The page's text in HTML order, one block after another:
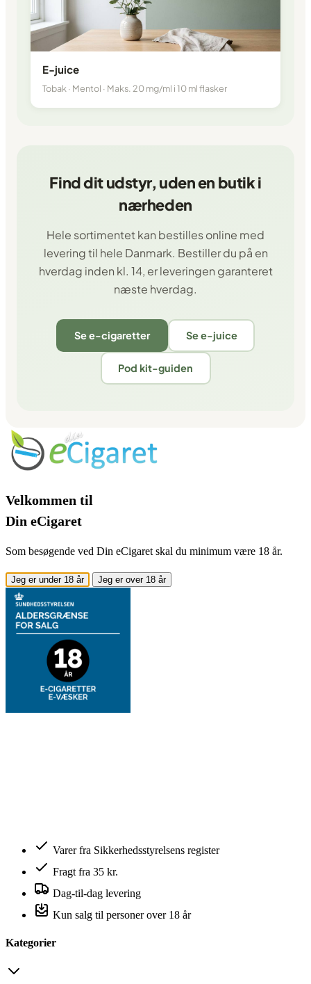
E-juice
Tobak · Mentol · Maks. 20 mg/ml i 10 ml flasker
Find dit udstyr, uden en butik i
nærheden
Hele sortimentet kan bestilles online med
levering til hele Danmark. Bestiller du på en
hverdag inden kl. 14, er leveringen garanteret
næste hverdag.
Se e-cigaretter Se e-juice
Pod kit-guiden
Velkommen til
Din eCigaret
Som besøgende ved Din eCigaret skal du minimum være 18 år.
Jeg er under 18 år Jeg er over 18 år
Varer fra Sikkerhedsstyrelsens register
Fragt fra 35 kr.
Dag-til-dag levering
Kun salg til personer over 18 år
Kategorier